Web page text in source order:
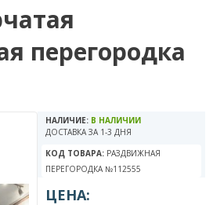
перегородка
НАЛИЧИЕ: В НАЛИЧИИ
ДОСТАВКА ЗА 1-3 ДНЯ
КОД ТОВАРА: РАЗДВИЖНАЯ
ПЕРЕГОРОДКА №112555
ЦЕНА: